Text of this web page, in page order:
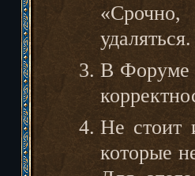
«Срочно,
удаляться.
В Форуме
Не стоит
которые